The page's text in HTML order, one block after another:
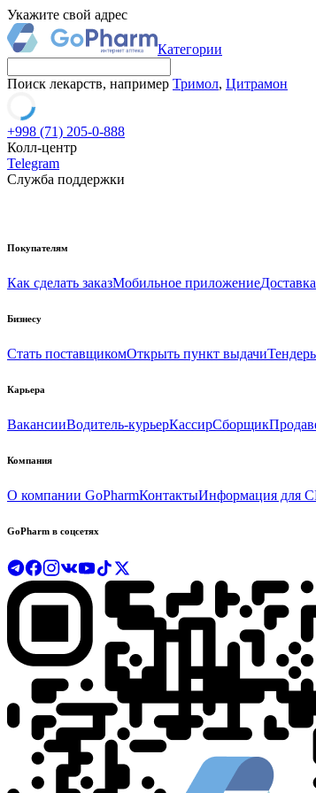
Укажите свой адрес
Категории
Поиск лекарств, например Тримол, Цитрамон
+998 (71) 205-0-888
Колл-центр
Telegram
Служба поддержки
Покупателям
Как сделать заказМобильное приложениеДоставка
Бизнесу
Стать поставщикомОткрыть пункт выдачи
Карьера
ВакансииВодитель-курьерКассирСборщик
Компания
О компании GoPharmКонтактыИнформация для
GoPharm в соцсетях